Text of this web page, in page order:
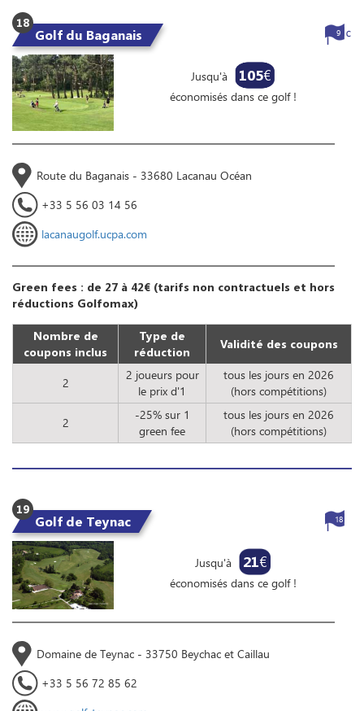
18
Golf du Baganais
Jusqu'à 105€
économisés dans ce golf !
9
Route du Baganais - 33680 Lacanau Océan
+33 5 56 03 14 56
lacanaugolf.ucpa.com
Green fees : de 27 à 42€ (tarifs non contractuels et hors
réductions Golfomax)
Nombre de
coupons inclus
Type de
réduction
Validité des coupons
2
2 joueurs pour
le prix d'1
tous les jours en 2026
(hors compétitions)
2
-25% sur 1
green fee
tous les jours en 2026
(hors compétitions)
19
Golf de Teynac
Jusqu'à 21€
économisés dans ce golf !
18
Domaine de Teynac - 33750 Beychac et Caillau
+33 5 56 72 85 62